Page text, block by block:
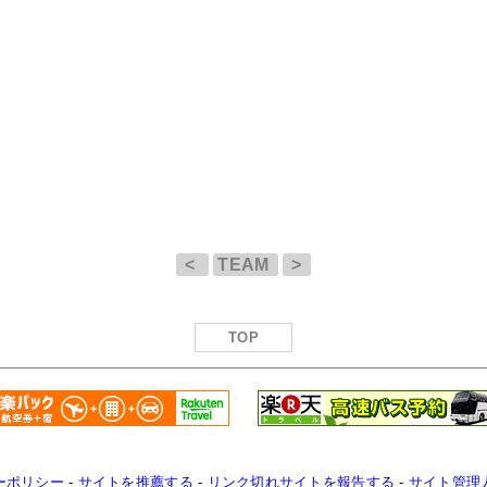
< TEAM >
TOP
ポリシー - サイトを推薦する - リンク切れサイトを報告する - サイト管理